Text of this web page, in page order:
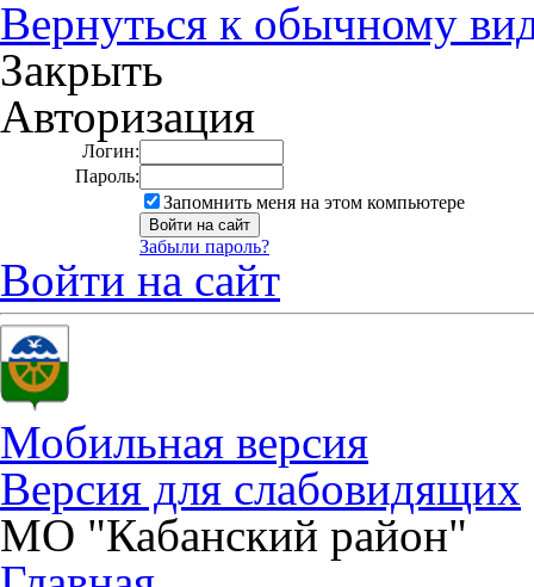
Вернуться к обычному
Закрыть
Авторизация
Логин:
Пароль:
Запомнить меня на этом компьютере
Забыли пароль?
Войти на сайт
Мобильная версия
Версия для слабовидящих
МО "Кабанский район"